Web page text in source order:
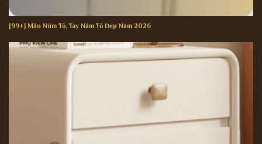
[99+] Mẫu Núm Tủ, Tay Nắm Tủ Đẹp Năm 2026